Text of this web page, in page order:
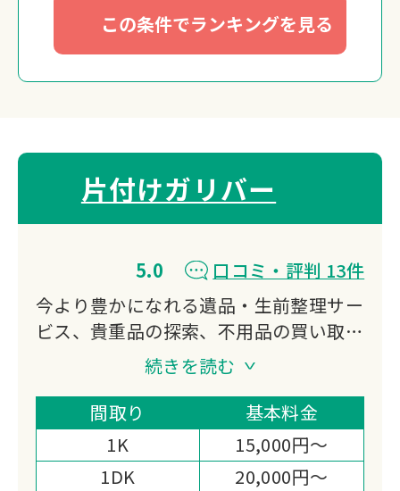
この条件でランキングを見る
片付けガリバー
5.0
口コミ・評判 13件
今より豊かになれる遺品・生前整理サー
ビス、貴重品の探索、不用品の買い取
り、特殊清掃、ゴミ屋敷対応などをご提
供する会社になります。
私たち片付けガリバーは「日本一真面目
な遺品整理業者｣である事を宣言しま
す。
続きを読む
間取り
基本料金
1K
15,000円～
1DK
20,000円～